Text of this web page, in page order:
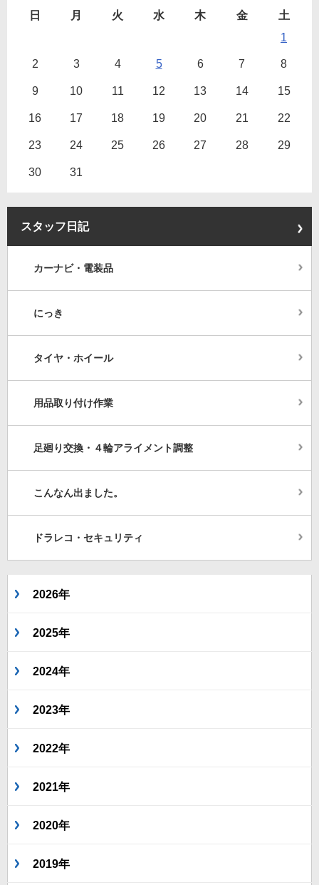
日 月 火 水 木 金
土
1
2 3 4 5 6 7 8
9 10 11 12 13 14 15
16 17 18 19 20 21 22
23 24 25 26 27 28 29
30 31
スタッフ日記
カーナビ・電装品
にっき
タイヤ・ホイール
用品取り付け作業
足廻り交換・４輪アライメント調整
こんなん出ました。
ドラレコ・セキュリティ
2026年
2025年
2024年
2023年
2022年
2021年
2020年
2019年